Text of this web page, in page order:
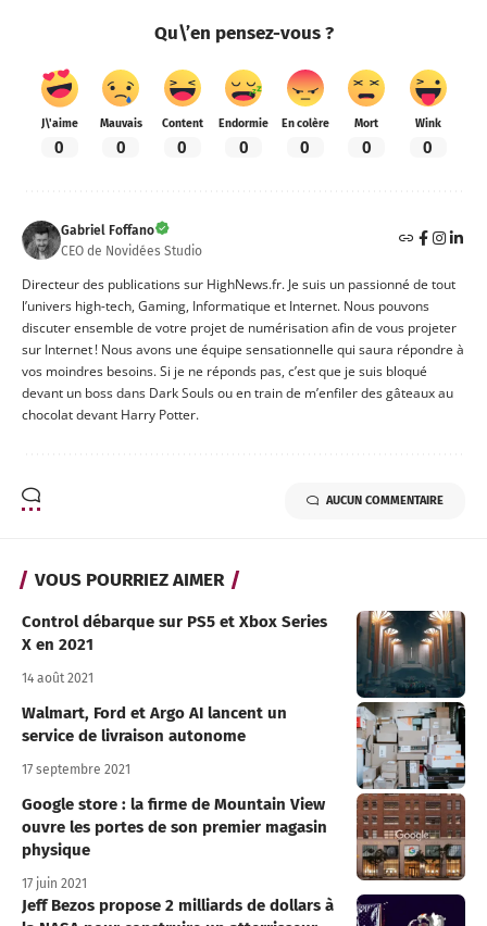
Qu\’en pensez-vous ?
J\'aime
0
Mauvais
0
Content
0
Endormie
0
En colère
0
Mort
0
Wink
0
Gabriel Foffano
CEO de Novidées Studio
Directeur des publications sur HighNews.fr. Je suis un passionné de tout
l’univers high-tech, Gaming, Informatique et Internet. Nous pouvons
discuter ensemble de votre projet de numérisation afin de vous projeter
sur Internet ! Nous avons une équipe sensationnelle qui saura répondre à
vos moindres besoins. Si je ne réponds pas, c’est que je suis bloqué
devant un boss dans Dark Souls ou en train de m’enfiler des gâteaux au
chocolat devant Harry Potter.
AUCUN COMMENTAIRE
VOUS POURRIEZ AIMER
Control débarque sur PS5 et Xbox Series
X en 2021
14 août 2021
Walmart, Ford et Argo AI lancent un
service de livraison autonome
17 septembre 2021
Google store : la firme de Mountain View
ouvre les portes de son premier magasin
physique
17 juin 2021
Jeff Bezos propose 2 milliards de dollars à